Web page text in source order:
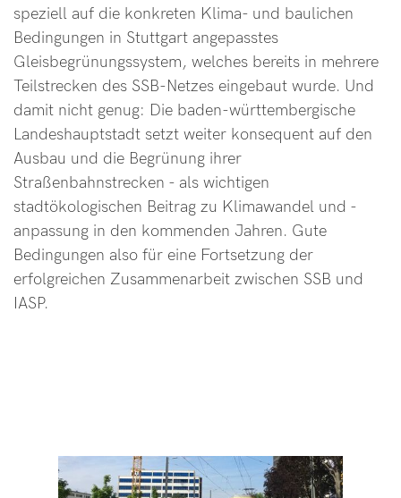
speziell auf die konkreten Klima- und baulichen
Bedingungen in Stuttgart angepasstes
Gleisbegrünungssystem, welches bereits in mehrere
Teilstrecken des SSB-Netzes eingebaut wurde. Und
damit nicht genug: Die baden-württembergische
Landeshauptstadt setzt weiter konsequent auf den
Ausbau und die Begrünung ihrer
Straßenbahnstrecken - als wichtigen
stadtökologischen Beitrag zu Klimawandel und -
anpassung in den kommenden Jahren. Gute
Bedingungen also für eine Fortsetzung der
erfolgreichen Zusammenarbeit zwischen SSB und
IASP.